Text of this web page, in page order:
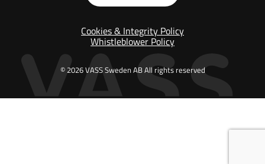
© 2026 VASS Sweden AB All rights reserved
Cookies & Integrity Policy
Whistleblower Policy